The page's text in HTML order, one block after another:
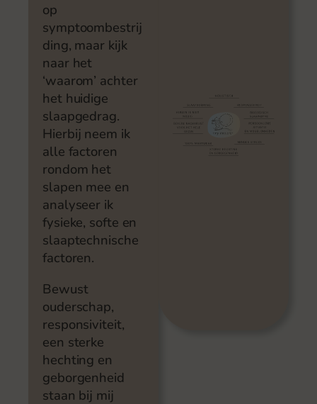
op
symptoombestrij
ding, maar kijk
naar het
‘waarom’ achter
het huidige
slaapgedrag.
Hierbij neem ik
alle factoren
rondom het
slapen mee en
analyseer ik
fysieke, softe en
slaaptechnische
factoren.
Bewust
ouderschap,
responsiviteit,
een sterke
hechting en
geborgenheid
staan bij mij